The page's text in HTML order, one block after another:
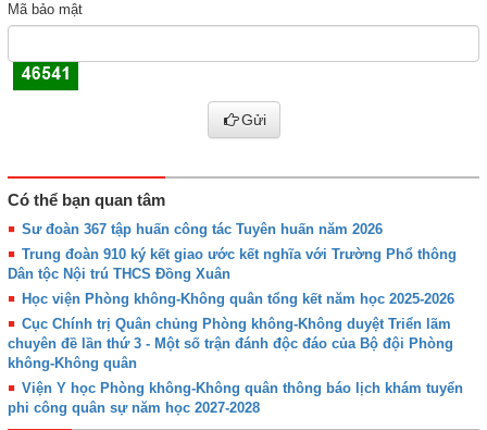
Mã bảo mật
Gửi
Có thể bạn quan tâm
Sư đoàn 367 tập huấn công tác Tuyên huấn năm 2026
Trung đoàn 910 ký kết giao ước kết nghĩa với Trường Phổ thông
Dân tộc Nội trú THCS Đồng Xuân
Học viện Phòng không-Không quân tổng kết năm học 2025-2026
Cục Chính trị Quân chủng Phòng không-Không duyệt Triển lãm
chuyên đề lần thứ 3 - Một số trận đánh độc đáo của Bộ đội Phòng
không-Không quân
Viện Y học Phòng không-Không quân thông báo lịch khám tuyển
phi công quân sự năm học 2027-2028